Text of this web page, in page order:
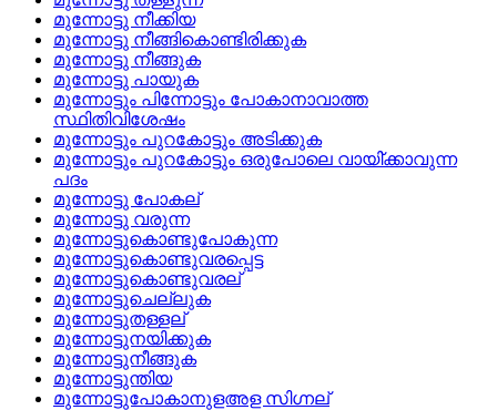
മുന്നോട്ടു നീക്കിയ
മുന്നോട്ടു നീങ്ങികൊണ്ടിരിക്കുക
മുന്നോട്ടു നീങ്ങുക
മുന്നോട്ടു പായുക
മുന്നോട്ടും പിന്നോട്ടും പോകാനാവാത്ത
സ്ഥിതിവിശേഷം
മുന്നോട്ടും പുറകോട്ടും അടിക്കുക
മുന്നോട്ടും പുറകോട്ടും ഒരുപോലെ വായി്‌ക്കാവുന്ന
പദം
മുന്നോട്ടു പോകല്
മുന്നോട്ടു വരുന്ന
മുന്നോട്ടുകൊണ്ടുപോകുന്ന
മുന്നോട്ടുകൊണ്ടുവരപ്പെട്ട
മുന്നോട്ടുകൊണ്ടുവരല്
മുന്നോട്ടുചെല്ലുക
മുന്നോട്ടുതള്ളല്
മുന്നോട്ടുനയിക്കുക
മുന്നോട്ടുനീങ്ങുക
മുന്നോട്ടുന്തിയ
മുന്നോട്ടുപോകാനുളഅള സിഗ്നല്